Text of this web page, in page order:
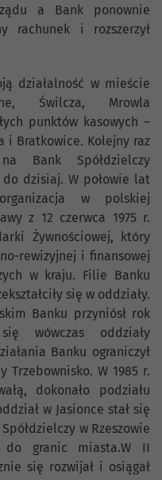
a Bank ponownie
rachunek i rozszerzył
działalność w mieście
Świlcza, Mrowla
punktów kasowych –
i Bratkowice. Kolejny raz
Bank Spółdzielczy
dzisiaj. W połowie lat
w polskiej
z 12 czerwca 1975 r.
Żywnościowej, który
rewizyjnej i finansowej
w kraju. Filie Banku
się w oddziały.
Banku przyniósł rok
wówczas oddziały
Banku ograniczył
Trzebownisko. W 1985 r.
dokonało podziału
w Jasionce stał się
w Rzeszowie
do granic miasta.W II
się rozwijał i osiągał